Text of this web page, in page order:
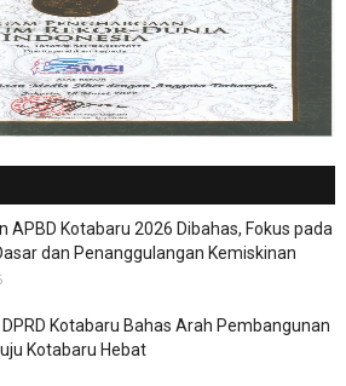
APBD Kotabaru 2026 Dibahas, Fokus pada
dan Penanggulangan Kemiskinan
Kotabaru Bahas Arah Pembangunan
Kotabaru Hebat